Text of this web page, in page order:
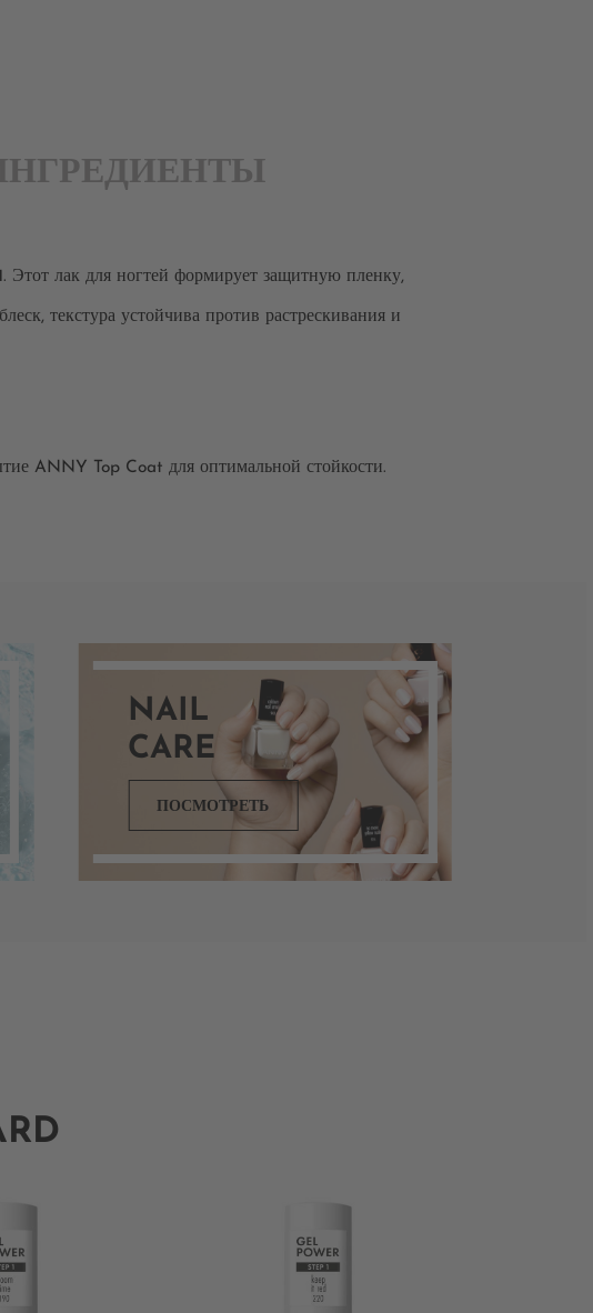
лак для ногтей формирует защитную пленку,
текстура устойчива против растрескивания и
ANNY Top Coat для оптимальной стойкости.
NAIL
CARE
ПОСМОТРЕТЬ